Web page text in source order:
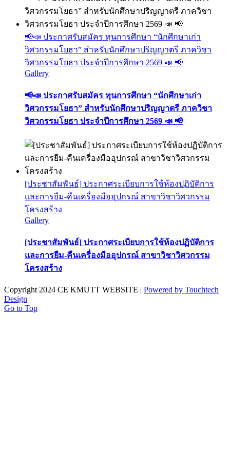
📢📣 ประกาศรับสมัคร ทุนการศึกษา “นักศึกษาเก่า
วิศวกรรมโยธา” สำหรับนักศึกษาปริญญาตรี ภาควิชา
วิศวกรรมโยธา ประจำปีการศึกษา 2569 📣 📢
Gallery
📢📣 ประกาศรับสมัคร ทุนการศึกษา “นักศึกษาเก่า
วิศวกรรมโยธา” สำหรับนักศึกษาปริญญาตรี ภาควิชา
วิศวกรรมโยธา ประจำปีการศึกษา 2569 📣 📢
[ประชาสัมพันธ์] ประกาศระเบียบการใช้ห้องปฏิบัติการ
และการยืม-คืนเครื่องมืออุปกรณ์ สาขาวิชาวิศวกรรม
โครงสร้าง
Gallery
[ประชาสัมพันธ์] ประกาศระเบียบการใช้ห้องปฏิบัติการ
และการยืม-คืนเครื่องมืออุปกรณ์ สาขาวิชาวิศวกรรม
โครงสร้าง
Copyright 2024 CE KMUTT WEBSITE | Powered by Touchtech
Design
Go to Top